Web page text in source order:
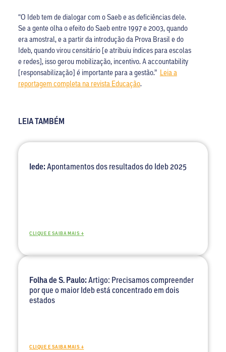
“O Ideb tem de dialogar com o Saeb e as deficiências dele.
Se a gente olha o efeito do Saeb entre 1997 e 2003, quando
era amostral, e a partir da introdução da Prova Brasil e do
Ideb, quando virou censitário [e atribuiu índices para escolas
e redes], isso gerou mobilização, incentivo. A accountability
[responsabilização] é importante para a gestão.” Leia a
reportagem completa na revista Educação.
LEIA TAMBÉM
Iede:Apontamentos dos resultados do Ideb 2025
CLIQUE E SAIBA MAIS +
Folha de S. Paulo:Artigo: Precisamos compreender
por que o maior Ideb está concentrado em dois
estados
CLIQUE E SAIBA MAIS +